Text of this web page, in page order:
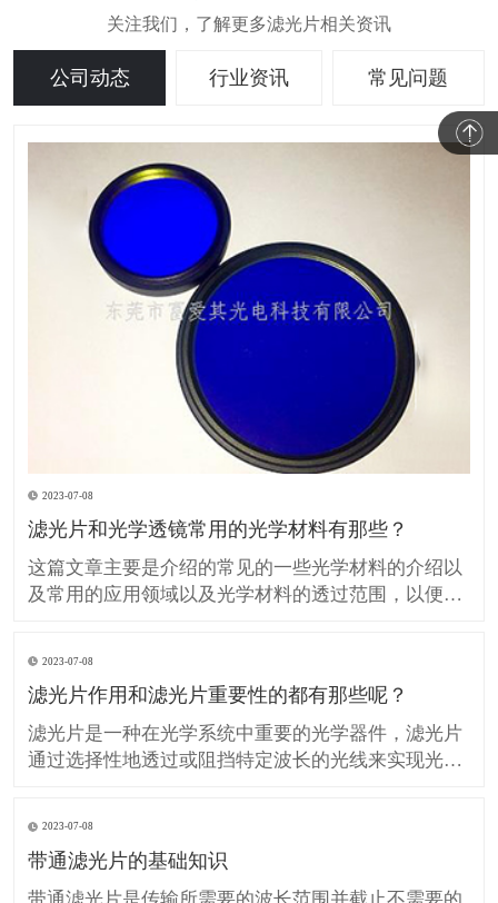
公司动态 行业资讯 常见问题
2023-07-08
滤光片和光学透镜常用的光学材料有那些？
这篇文章主要是介绍的常见的一些光学材料的介绍以
及常用的应用领域以及光学材料的透过范围，以便在
膨胀系数较大，不推荐用于温度敏感的领域应用，在
可见光
2023-07-08
滤光片作用和滤光片重要性的都有那些呢？
滤光片是一种在光学系统中重要的光学器件，滤光片
通过选择性地透过或阻挡特定波长的光线来实现光的
片对光的控制和调节： 滤光片可以选择性地透过或阻
挡特
2023-07-08
带通滤光片的基础知识